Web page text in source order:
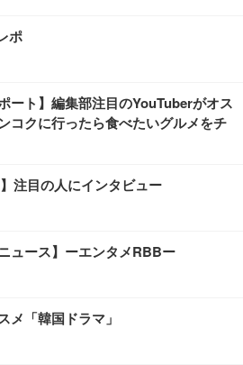
ポ
ート】編集部注目のYouTuberがオス
コクに行ったら食べたいグルメをチ
注目の人にインタビュー
ュース】ーエンタメRBBー
メ「韓国ドラマ」